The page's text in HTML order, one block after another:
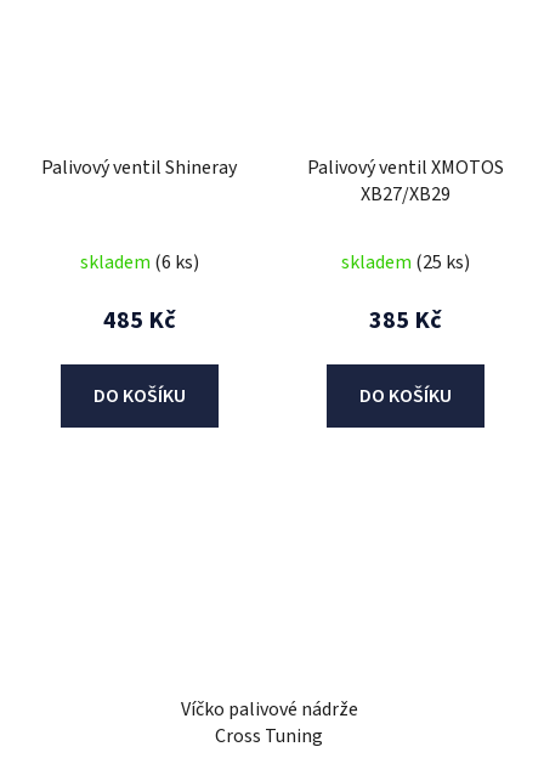
Palivový ventil Shineray
skladem (6 ks)
485 Kč
DO KOŠÍKU
Palivový ventil XMOTOS
XB27/XB29
skladem (25 ks)
385 Kč
DO KOŠÍKU
Víčko palivové nádrže
Cross Tuning